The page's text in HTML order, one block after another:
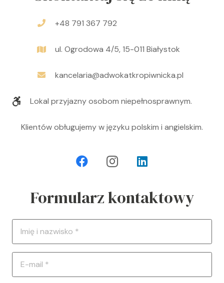
+48 791 367 792
ul. Ogrodowa 4/5, 15-011 Białystok
kancelaria@adwokatkropiwnicka.pl
Lokal przyjazny osobom niepełnosprawnym.
Klientów obługujemy w języku polskim i angielskim.
Formularz kontaktowy